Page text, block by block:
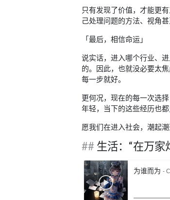
只有发现了价值，才能更
己处理问题的方法、视角
「最后，相信命运」
说实话，进入哪个行业、
的。因此，也就没必要太
每一步就好。
更何况，现在的每一次选
年轻，当下的这些经历也
愿我们在进入社会，潮起
生活：“在万家
为谁而为 -